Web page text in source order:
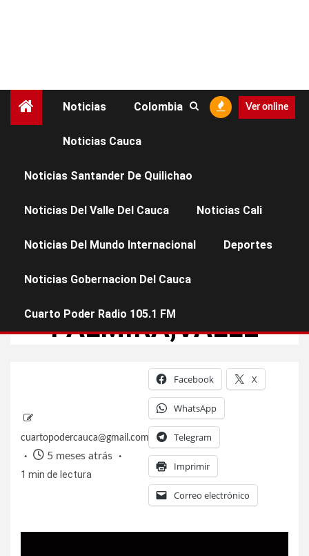
Noticias Colombia
Noticias Cauca
Noticias Santander De Quilichao
Noticias Del Valle Del Cauca Noticias Cali
Noticias Del Mundo Internacional Deportes
Noticias Gobernacion Del Cauca
Cuarto Poder Radio 105.1 FM
Ver online
AÑOS A LA SALIDA DE
PALMIRA,VALLE
cuartopodercauca@gmail.com
5 meses atrás
1 min de lectura
Facebook X
WhatsApp
Telegram
Imprimir
Correo electrónico